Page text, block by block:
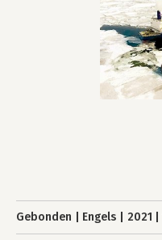
Gebonden Engels 2021